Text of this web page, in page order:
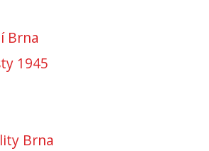
Brna
1945
Brna